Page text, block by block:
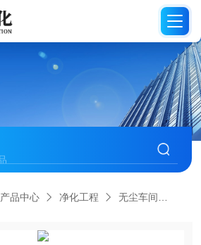
产品中心 净化工程 无尘车间